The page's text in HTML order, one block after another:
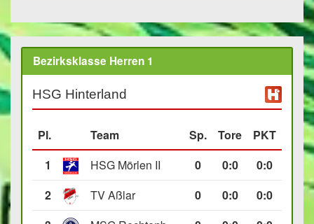
Bezirksklasse Herren 1
HSG Hinterland
Pl. Team Sp. Tore
PKT
1
HSG Mörlen II 0 0:0
0:0
2
TV Aßlar 0 0:0
0:0